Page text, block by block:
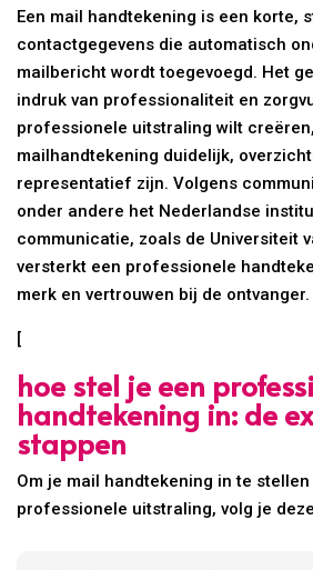
Een mail handtekening is een korte,
contactgegevens die automatisch
mailbericht wordt toegevoegd. Het
indruk van professionaliteit en
professionele uitstraling wilt
mailhandtekening duidelijk,
representatief zijn. Volgens
onder andere het Nederlandse
communicatie, zoals de Universiteit
versterkt een professionele
merk en vertrouwen bij de ontvanger.
[
hoe stel je een
handtekening in: de
stappen
Om je mail handtekening in te stellen
professionele uitstraling, volg je